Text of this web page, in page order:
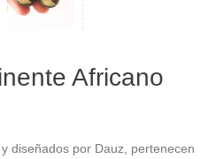
Africano
diseñados por Dauz, pertenecen